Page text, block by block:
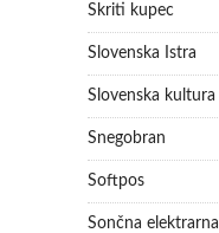
Skriti kupec
Slovenska Istra
Slovenska kultura
Snegobran
Softpos
Sončna elektrarna